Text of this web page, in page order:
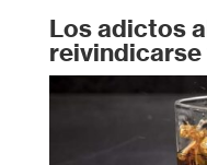
Los adictos
reivindicarse